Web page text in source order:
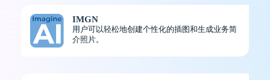
IMGN
用户可以轻松地创建个性化的插图和生成业务简
介照片。